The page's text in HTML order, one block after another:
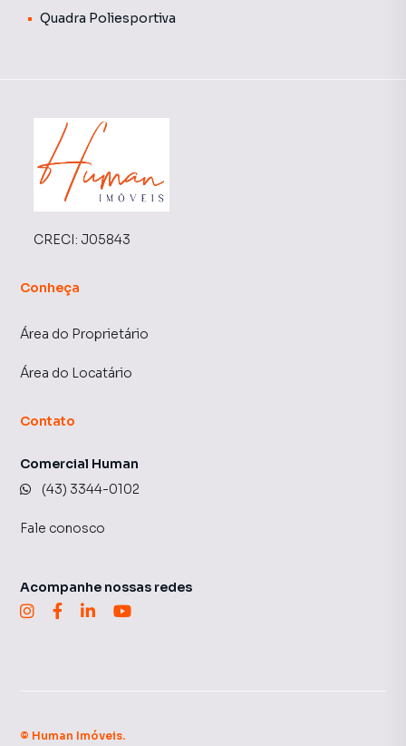
Quadra Poliesportiva
CRECI: J05843
Conheça
Área do Proprietário
Área do Locatário
Contato
Comercial Human
(43) 3344-0102
Fale conosco
Acompanhe nossas redes
© Human Imóveis.